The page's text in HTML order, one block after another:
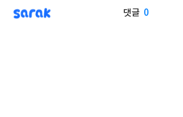
sarak 댓글 0